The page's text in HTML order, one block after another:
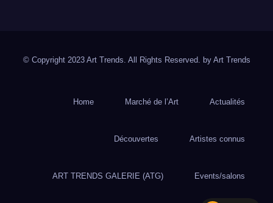
© Copyright 2023 Art Trends. All Rights Reserved. by Art Trends
Home Marché de l’Art Actualités
Découvertes Artistes connus
ART TRENDS GALERIE (ATG) Events/salons